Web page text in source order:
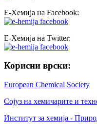
Е-Хемија на Facebook:
Е-Хемија на Twitter:
Корисни врски:
European Chemical Society
Сојуз на хемичарите и
Институт за хемија -